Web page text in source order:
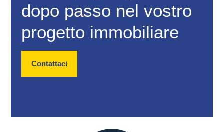
dopo passo nel vostro
progetto immobiliare
Contattaci